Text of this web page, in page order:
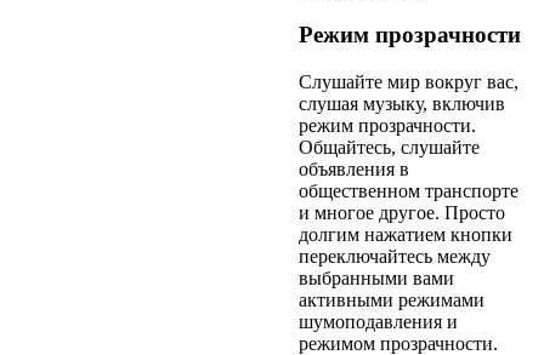
Режим прозрачности
Слушайте мир вокруг вас,
слушая музыку, включив
режим прозрачности.
Общайтесь, слушайте
объявления в
общественном транспорте
и многое другое. Просто
долгим нажатием кнопки
переключайтесь между
выбранными вами
активными режимами
шумоподавления и
режимом прозрачности.